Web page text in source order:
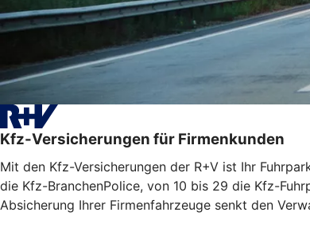
Kfz-Versicherungen für Firmenkunden
Mit den Kfz-Versicherungen der R+V ist Ihr
die Kfz-BranchenPolice, von 10 bis 29 die Kfz-
Absicherung Ihrer Firmenfahrzeuge senkt den